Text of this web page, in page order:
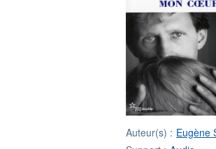
Auteur(s) : Eugène